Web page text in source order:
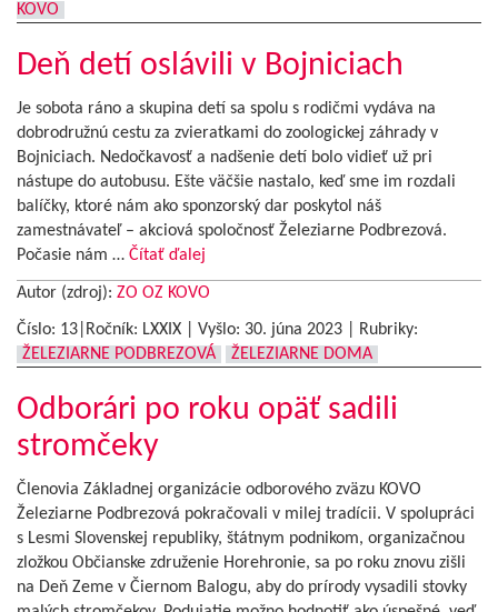
KOVO
Deň detí oslávili v Bojniciach
Je sobota ráno a skupina detí sa spolu s rodičmi vydáva na
dobrodružnú cestu za zvieratkami do zoologickej záhrady v
Bojniciach. Nedočkavosť a nadšenie detí bolo vidieť už pri
nástupe do autobusu. Ešte väčšie nastalo, keď sme im rozdali
balíčky, ktoré nám ako sponzorský dar poskytol náš
zamestnávateľ – akciová spoločnosť Železiarne Podbrezová.
Počasie nám … Čítať ďalej
Autor (zdroj): ZO OZ KOVO
Číslo: 13|Ročník: LXXIX | Vyšlo: 30. júna 2023
Rubriky:
ŽELEZIARNE PODBREZOVÁ
ŽELEZIARNE DOMA
Odborári po roku opäť sadili
stromčeky
Členovia Základnej organizácie odborového zväzu KOVO
Železiarne Podbrezová pokračovali v milej tradícii. V spolupráci
s Lesmi Slovenskej republiky, štátnym podnikom, organizačnou
zložkou Občianske združenie Horehronie, sa po roku znovu zišli
na Deň Zeme v Čiernom Balogu, aby do prírody vysadili stovky